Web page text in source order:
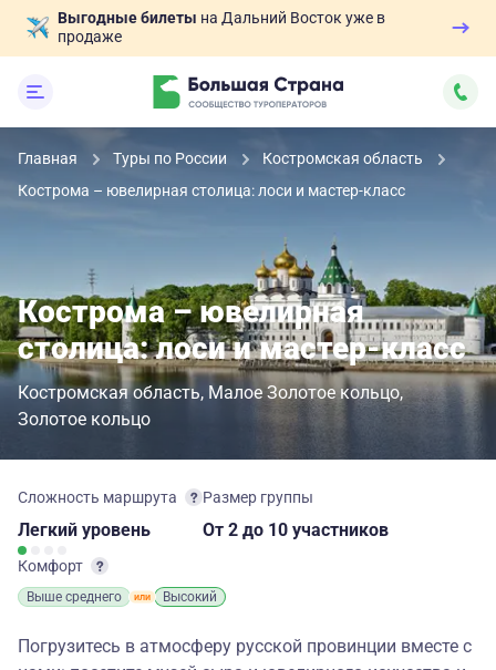
Выгодные билеты на Дальний Восток уже в
продаже
Главная Туры по России
Костромская область
Кострома – ювелирная столица: лоси и мастер-класс
Кострома – ювелирная
столица: лоси и мастер-класс
Костромская область Малое Золотое кольцо
Золотое кольцо
Сложность маршрута
Легкий уровень
Комфорт
Выше среднего Высокий
Размер группы
От 2 до 10 участников
Погрузитесь в атмосферу русской провинции вместе с